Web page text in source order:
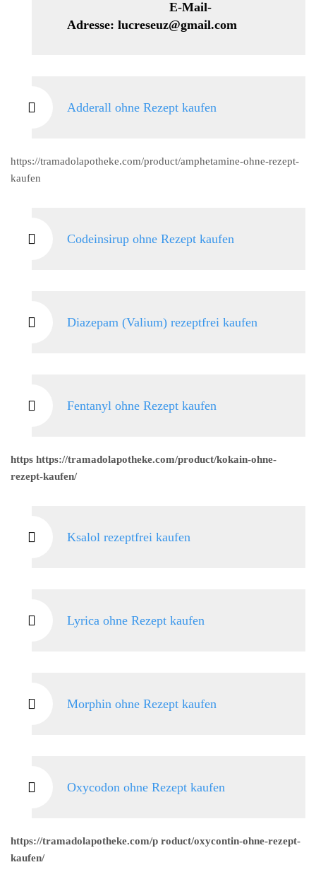
E-Mail-
Adresse: lucreseuz@gmail.com
Adderall ohne Rezept kaufen
https://tramadolapotheke.com/product/amphetamine-ohne-rezept-
kaufen
Codeinsirup ohne Rezept kaufen
Diazepam (Valium) rezeptfrei kaufen
Fentanyl ohne Rezept kaufen
https https://tramadolapotheke.com/product/kokain-ohne-
rezept-kaufen/
Ksalol rezeptfrei kaufen
Lyrica ohne Rezept kaufen
Morphin ohne Rezept kaufen
Oxycodon ohne Rezept kaufen
https://tramadolapotheke.com/p roduct/oxycontin-ohne-rezept-
kaufen/